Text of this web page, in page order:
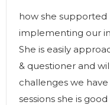
how she supported
implementing our
She is easily
& questioner and
challenges we
sessions she is